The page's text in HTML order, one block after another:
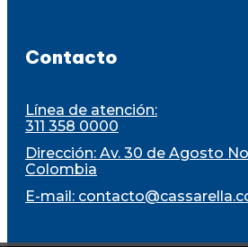
Contacto
Línea de atención:
311 358 0000
Dirección: Av. 30 de Agosto
Colombia
E-mail: